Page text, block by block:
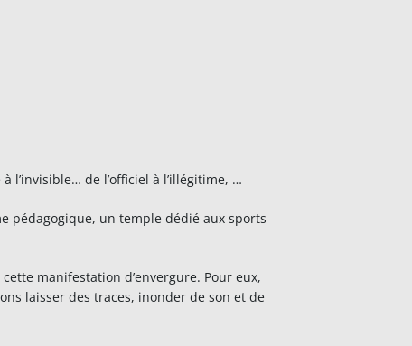
l’invisible… de l’officiel à l’illégitime, …
pédagogique, un temple dédié aux sports
manifestation d’envergure. Pour eux,
laisser des traces, inonder de son et de